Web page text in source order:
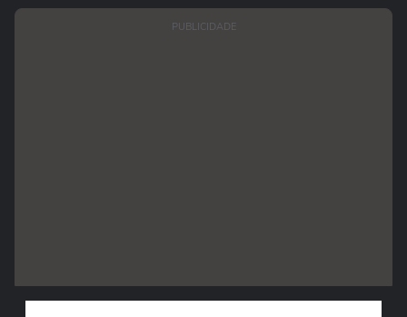
PUBLICIDADE